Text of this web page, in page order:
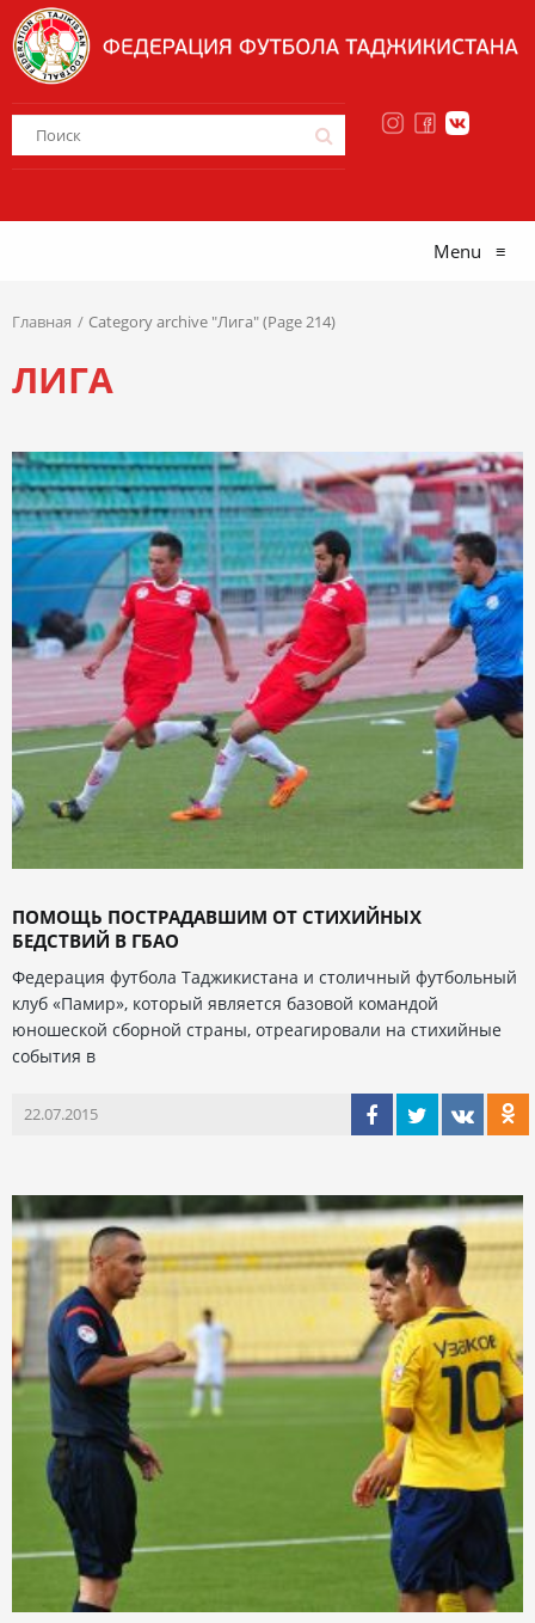
Menu ≡
Главная Category archive "Лига" (Page 214)
ЛИГА
ПОМОЩЬ ПОСТРАДАВШИМ ОТ СТИХИЙНЫХ
БЕДСТВИЙ В ГБАО
Федерация футбола Таджикистана и столичный футбольный
клуб «Памир», который является базовой командой
юношеской сборной страны, отреагировали на стихийные
события в
22.07.2015